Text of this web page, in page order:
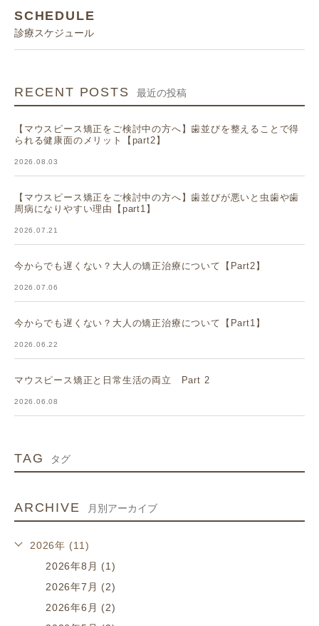
SCHEDULE
診療スケジュール
RECENT POSTS 最近の投稿
【マウスピース矯正をご検討中の方へ】歯並びを整えることで得
られる健康面のメリット【part2】
2026.08.03
【マウスピース矯正をご検討中の方へ】歯並びが悪いと虫歯や歯
周病になりやすい理由【part1】
2026.07.21
今からでも遅くない？大人の矯正治療について【Part2】
2026.07.06
今からでも遅くない？大人の矯正治療について【Part1】
2026.06.22
マウスピース矯正と日常生活の両立 Part 2
2026.06.08
TAG タグ
ARCHIVE 月別アーカイブ
2026年 (11)
2026年8月 (1)
2026年7月 (2)
2026年6月 (2)